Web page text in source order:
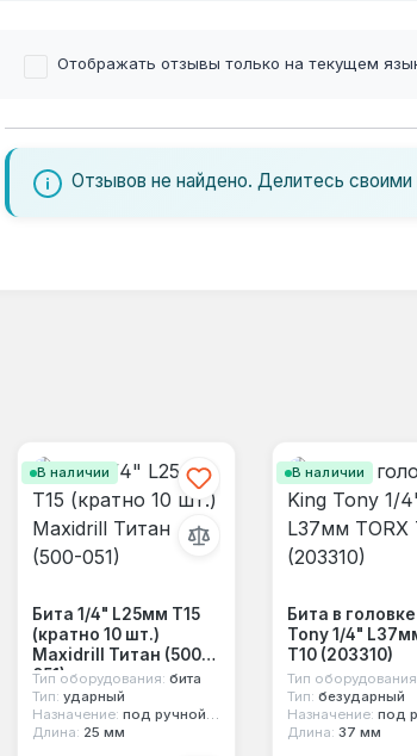
Отображать отзывы только на текущем
Отзывов не найдено. Делитесь
В наличии
Бита 1/4" L25мм Т15
(кратно 10 шт.)
Maxidrill Титан (500-
051)
Тип оборудования: бита
Тип: ударный
Назначение: под ручной инструмент, под шуруповерт
Длина: 25 мм
В наличии
Бита в
Tony 1/4"
T10 (203310)
Тип
Тип: безударный
Назначение: под
Длина: 37 мм